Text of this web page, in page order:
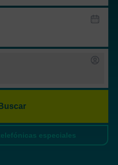
Buscar
especiales